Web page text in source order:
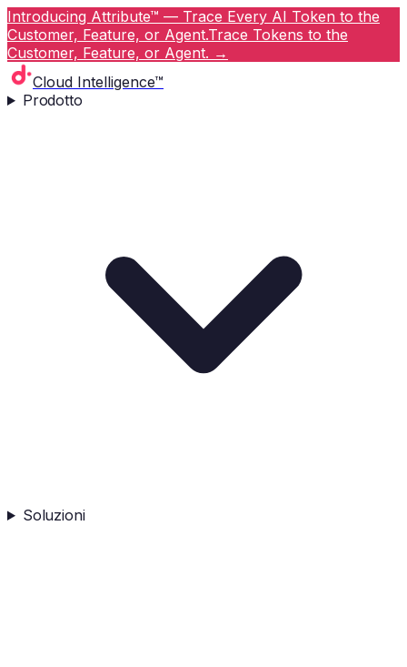
Introducing Attribute™ — Trace Every AI Token to the
Customer, Feature, or Agent.Trace Tokens to the
Customer, Feature, or Agent. →
Cloud Intelligence™
Prodotto
Soluzioni